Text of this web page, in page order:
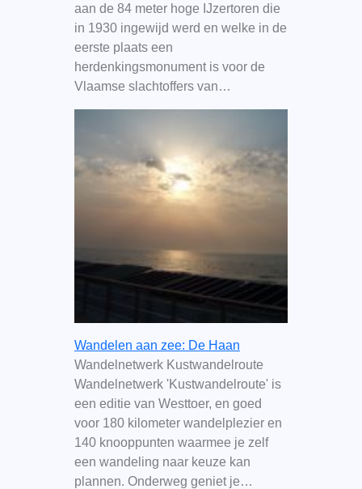
aan de 84 meter hoge IJzertoren die
in 1930 ingewijd werd en welke in de
eerste plaats een
herdenkingsmonument is voor de
Vlaamse slachtoffers van…
Wandelen aan zee: De Haan
Wandelnetwerk Kustwandelroute
Wandelnetwerk 'Kustwandelroute' is
een editie van Westtoer, en goed
voor 180 kilometer wandelplezier en
140 knooppunten waarmee je zelf
een wandeling naar keuze kan
plannen. Onderweg geniet je…